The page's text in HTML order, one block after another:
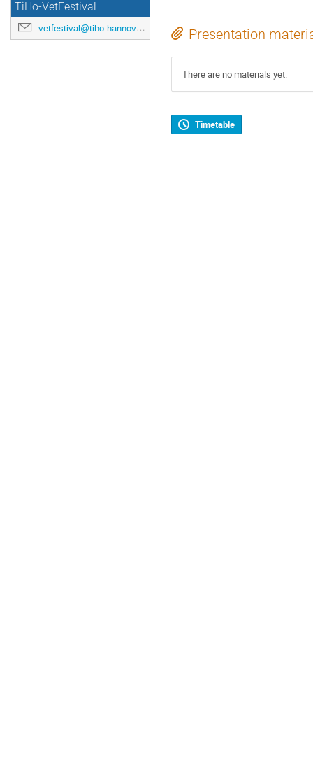
TiHo-VetFestival
vetfestival@tiho-hannover.de Presentation
There are no materials yet.
Timetable